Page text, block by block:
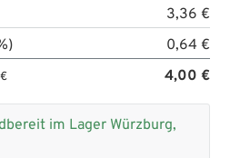
3,36 €
0,64 €
4,00 €
im Lager Würzburg,